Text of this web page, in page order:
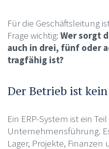
Für die Geschäftsleitung
Frage wichtig: Wer sorgt
auch in drei, fünf oder
tragfähig ist?
Der Betrieb ist
Ein ERP-System ist ein
Unternehmensführung.
Lager, Projekte,